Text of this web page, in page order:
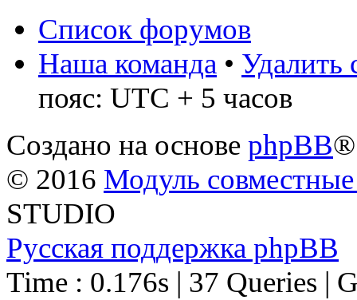
Список форумов
Наша команда • Удалить
пояс: UTC + 5 часов
Создано на основе phpBB®
© 2016 Модуль
STUDIO
Русская поддержка phpBB
Time : 0.176s | 37 Queries |